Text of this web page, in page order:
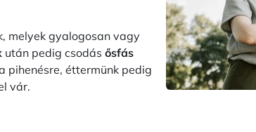
melyek gyalogosan vagy
után pedig csodás ősfás
pihenésre, éttermünk pedig
vár.